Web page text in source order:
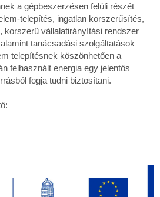
a gépbeszerzésen felüli részét
telepítés, ingatlan korszerűsítés,
korszerű vállalatirányítási rendszer
tanácsadási szolgáltatások
telepítésnek köszönhetően a
felhasznált energia egy jelentős
fogja tudni biztosítani.